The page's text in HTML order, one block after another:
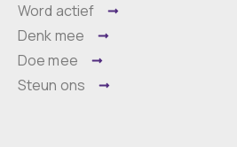
Word actief
Denk mee
Doe mee
Steun ons